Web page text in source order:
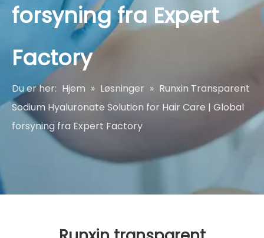
forsyning fra Expert
Factory
Du er her: Hjem » Løsninger » Runxin Transparent
Sodium Hyaluronate Solution for Hair Care | Global
forsyning fra Expert Factory